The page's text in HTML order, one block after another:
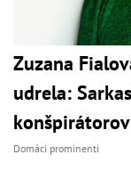
Zuzana
udrela:
Domáci prominenti